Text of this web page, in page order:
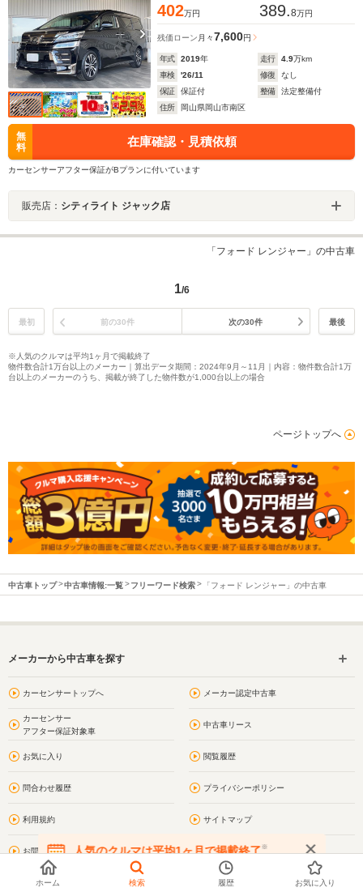
402万円 389.8万円
残価ローン 月々7,600円
年式 2019年 走行 4.9万km
車検
'26/11 修復
なし
保証
保証付 整備
法定整備付
住所
岡山県岡山市南区
無
料
在庫確認・見積依頼
カーセンサーアフター保証がBプランに付いています
販売店： シティライト ジャック店
「フォード レンジャー」の中古車
1/6
最初 前の30件 次の30件 最後
※人気のクルマは平均1ヶ月で掲載終了
物件数合計1万台以上のメーカー｜算出データ期間：2024年9月～11月｜内容：物件数合計1万
台以上のメーカーのうち、掲載が終了した物件数が1,000台以上の場合
ページトップへ
中古車トップ 中古車情報:一覧 フリーワード検索 「フォード レンジャー」の中古車
メーカーから中古車を探す
カーセンサートップへ メーカー認定中古車
カーセンサー
アフター保証対象車
中古車リース
お気に入り 閲覧履歴
問合わせ履歴 プライバシーポリシー
利用規約 サイトマップ
お問い合わせ 車買取・車査定
人気のクルマは平均1ヶ月で掲載終了※
在庫が無くなる前にお問い合わせください
ホーム 検索 履歴 お気に入り